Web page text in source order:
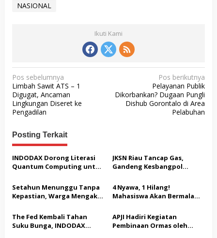
NASIONAL
Ikuti Kami
N
a
v
i
g
a
s
i
p
o
s
Pos sebelumnya
Limbah Sawit ATS – 1
Digugat, Ancaman
Lingkungan Diseret ke
Pengadilan
Pos berikutnya
Pelayanan Publik
Dikorbankan? Dugaan Pungli
Dishub Gorontalo di Area
Pelabuhan
Posting Terkait
INDODAX Dorong Literasi
Quantum Computing untuk
Blockchain
JKSN Riau Tancap Gas,
Gandeng Kesbangpol
Kebangsaan dan Moderasi
Beragama
Setahun Menunggu Tanpa
Kepastian, Warga Mengaku
Tak Terealisasi
4 Nyawa, 1 Hilang!
Mahasiswa Akan Bermalam
The Fed Kembali Tahan
Suku Bunga, INDODAX
APJI Hadiri Kegiatan
Pembinaan Ormas oleh